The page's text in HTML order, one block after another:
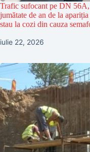
Trafic sufocant pe DN
jumătate de an de la
stau la cozi din cauza
iulie 22, 2026